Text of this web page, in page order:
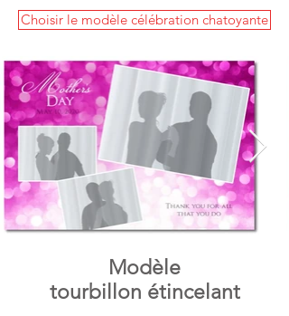
Choisir le modèle célébration chatoyante
Modèle
tourbillon étincelant